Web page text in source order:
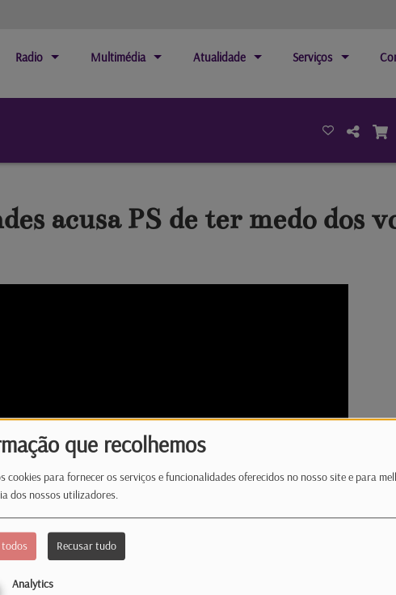
que recolhemos
cookies para fornecer os serviços e funcionalidades oferecidos no nosso site e para
dos nossos utilizadores.
Recusar tudo
Analytics
Radio Multimédia Atualidade Serviços
acusa PS de ter medo dos